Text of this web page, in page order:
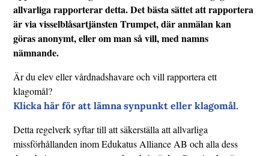
allvarliga rapporterar detta. Det bästa sättet att rapportera
är via visselblåsartjänsten Trumpet, där anmälan kan
göras anonymt, eller om man så vill, med namns
nämnande.
Är du elev eller vårdnadshavare och vill rapportera ett
klagomål?
Klicka här för att lämna synpunkt eller klagomål.
Detta regelverk syftar till att säkerställa att allvarliga
missförhållanden inom Edukatus Alliance AB och alla dess